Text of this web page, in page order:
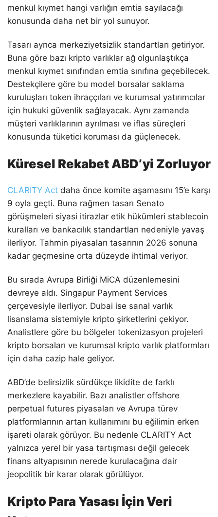
menkul kıymet hangi varlığın emtia sayılacağı
konusunda daha net bir yol sunuyor.
Tasarı ayrıca merkeziyetsizlik standartları getiriyor.
Buna göre bazı kripto varlıklar ağ olgunlaştıkça
menkul kıymet sınıfından emtia sınıfına geçebilecek.
Destekçilere göre bu model borsalar saklama
kuruluşları token ihraççıları ve kurumsal yatırımcılar
için hukuki güvenlik sağlayacak. Aynı zamanda
müşteri varlıklarının ayrılması ve iflas süreçleri
konusunda tüketici koruması da güçlenecek.
Küresel Rekabet ABD’yi Zorluyor
CLARITY Act daha önce komite aşamasını 15’e karşı
9 oyla geçti. Buna rağmen tasarı Senato
görüşmeleri siyasi itirazlar etik hükümleri stablecoin
kuralları ve bankacılık standartları nedeniyle yavaş
ilerliyor. Tahmin piyasaları tasarının 2026 sonuna
kadar geçmesine orta düzeyde ihtimal veriyor.
Bu sırada Avrupa Birliği MiCA düzenlemesini
devreye aldı. Singapur Payment Services
çerçevesiyle ilerliyor. Dubai ise sanal varlık
lisanslama sistemiyle kripto şirketlerini çekiyor.
Analistlere göre bu bölgeler tokenizasyon projeleri
kripto borsaları ve kurumsal kripto varlık platformları
için daha cazip hale geliyor.
ABD’de belirsizlik sürdükçe likidite de farklı
merkezlere kayabilir. Bazı analistler offshore
perpetual futures piyasaları ve Avrupa türev
platformlarının artan kullanımını bu eğilimin erken
işareti olarak görüyor. Bu nedenle CLARITY Act
yalnızca yerel bir yasa tartışması değil gelecek
finans altyapısının nerede kurulacağına dair
jeopolitik bir karar olarak görülüyor.
Kripto Para Yasası İçin Veri